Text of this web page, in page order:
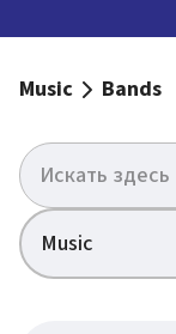
Music Bands
Music